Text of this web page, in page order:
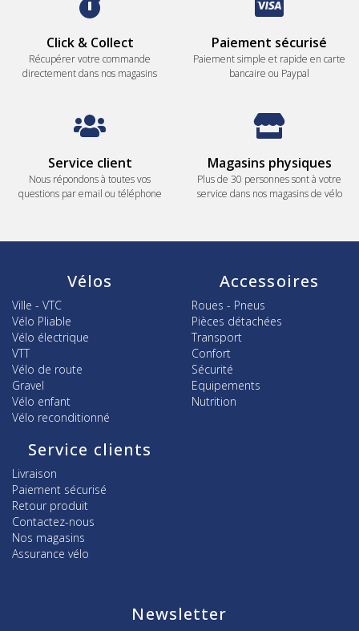
Click & Collect
Récupérer votre commande
directement dans nos magasins
Paiement sécurisé
Paiement simple et rapide en carte
bancaire ou Paypal
Service client
Nous répondons à toutes vos
questions par email ou téléphone
Magasins physiques
Plus de 30 personnes sont à votre
service dans nos magasins de vélo
Vélos
Ville - VTC
Vélo Pliable
Vélo électrique
VTT
Vélo de route
Gravel
Vélo enfant
Vélo reconditionné
Accessoires
Roues - Pneus
Pièces détachées
Transport
Confort
Sécurité
Equipements
Nutrition
Service clients
Livraison
Paiement sécurisé
Retour produit
Contactez-nous
Nos magasins
Assurance vélo
Newsletter